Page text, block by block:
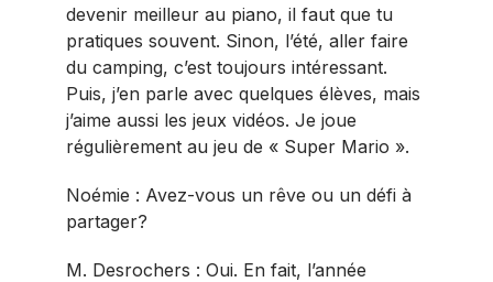
devenir meilleur au piano, il faut que tu
pratiques souvent. Sinon, l’été, aller faire
du camping, c’est toujours intéressant.
Puis, j’en parle avec quelques élèves, mais
j’aime aussi les jeux vidéos. Je joue
régulièrement au jeu de « Super Mario ».
Noémie : Avez-vous un rêve ou un défi à
partager?
M. Desrochers : Oui. En fait, l’année